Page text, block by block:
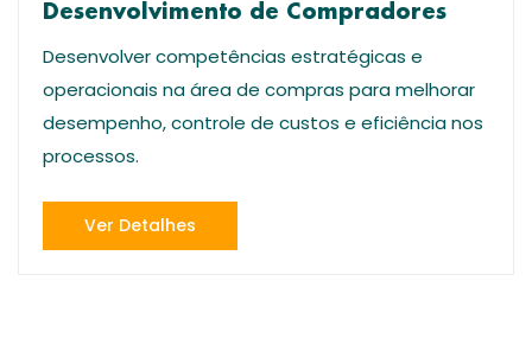
Desenvolvimento de Compradores
Desenvolver competências estratégicas e
operacionais na área de compras para melhorar
desempenho, controle de custos e eficiência nos
processos.
Ver Detalhes